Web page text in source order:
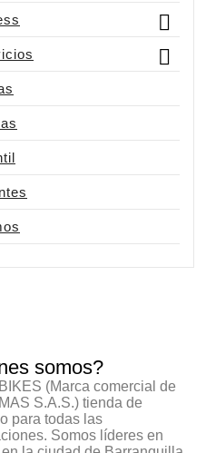


somos?
(Marca comercial de
S.A.S.) tienda de
para todas las
Somos líderes en